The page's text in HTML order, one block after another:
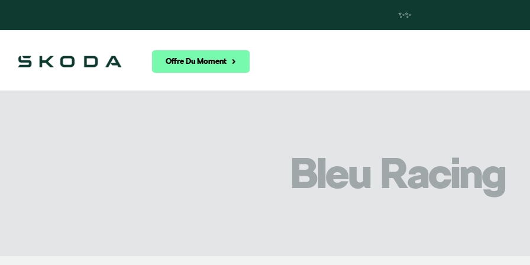
✨Trouvez votre future Skoda en quelques clics ! ✨
Offre Du Moment
Bleu Racing